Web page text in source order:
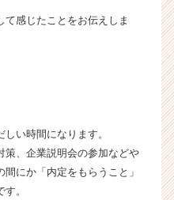
感じたことをお伝えしま
い時間になります。
策、企業説明会の参加などや
にか「内定をもらうこと」
。